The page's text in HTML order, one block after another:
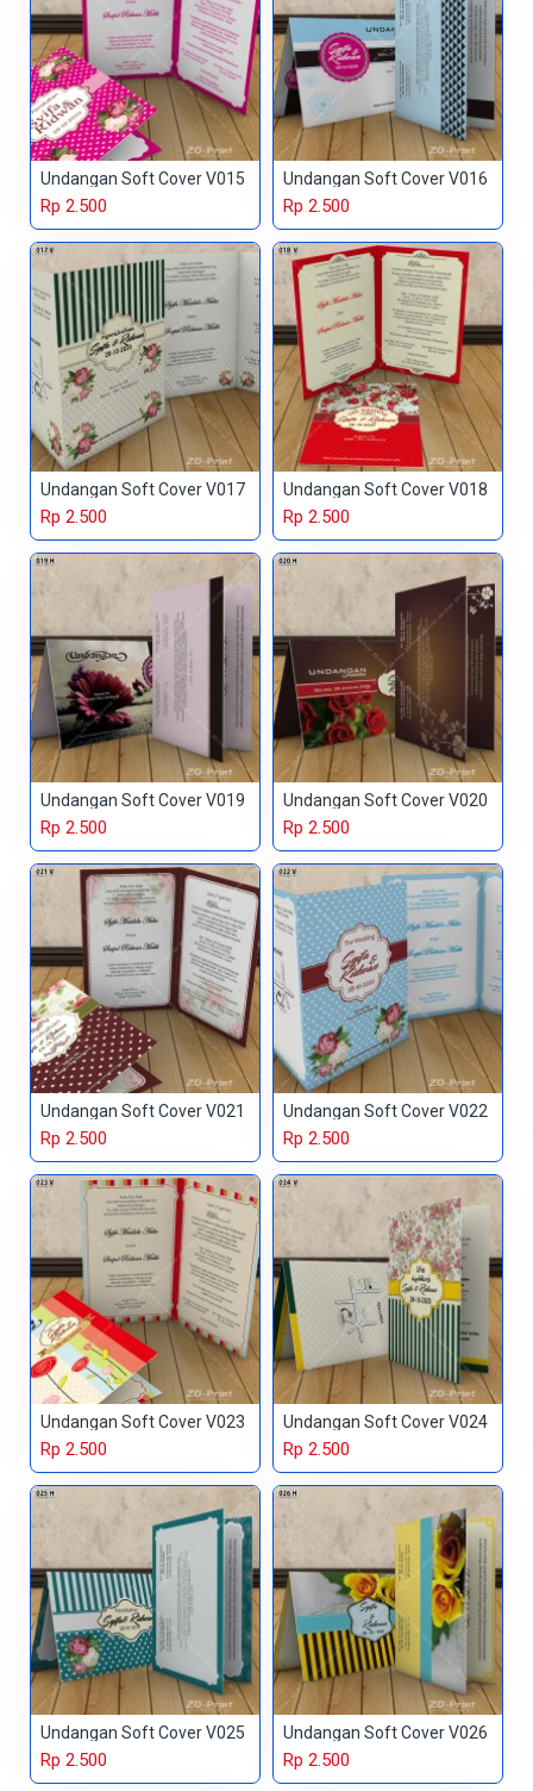
Undangan Soft Cover V015
Rp 2.500
Undangan Soft Cover V016
Rp 2.500
Undangan Soft Cover V017
Rp 2.500
Undangan Soft Cover V018
Rp 2.500
Undangan Soft Cover V019
Rp 2.500
Undangan Soft Cover V020
Rp 2.500
Undangan Soft Cover V021
Rp 2.500
Undangan Soft Cover V022
Rp 2.500
Undangan Soft Cover V023
Rp 2.500
Undangan Soft Cover V024
Rp 2.500
Undangan Soft Cover V025
Rp 2.500
Undangan Soft Cover V026
Rp 2.500